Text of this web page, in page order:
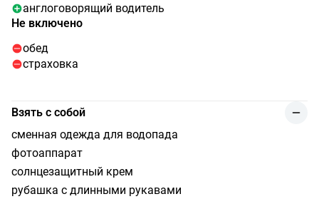
англоговорящий водитель
Не включено
обед
страховка
Взять с собой
сменная одежда для водопада
фотоаппарат
солнцезащитный крем
рубашка с длинными рукавами